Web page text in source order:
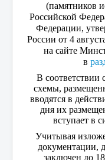
(памятников
Российской
Федерации,
России от 4
на сайте
в
В
схемы,
вводятся в
дня их
вступает в
Учитывая
документации,
заключен до